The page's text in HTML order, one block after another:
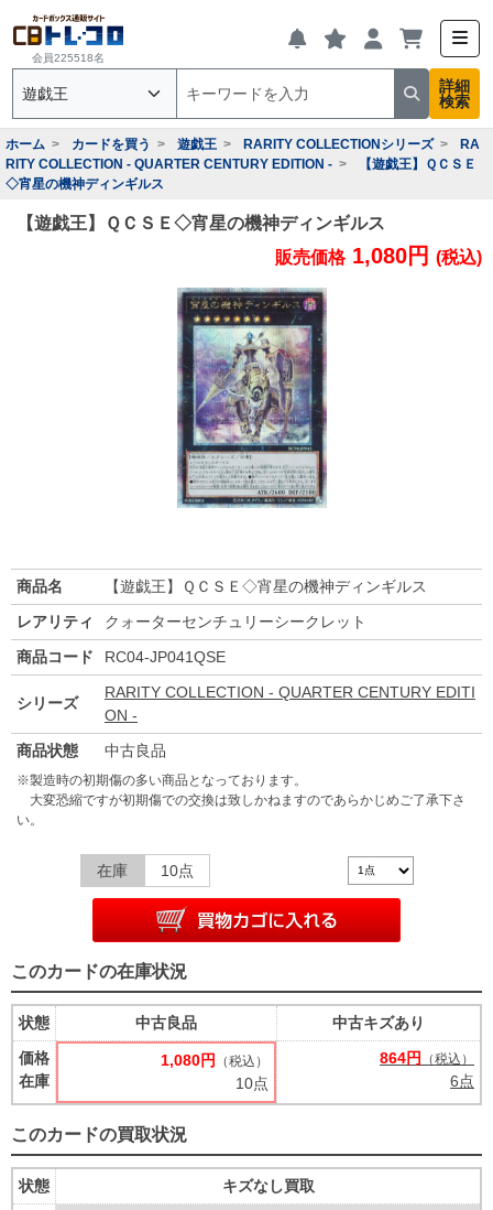
会員225518名
詳細
検索
ホーム カードを買う 遊戯王 RARITY COLLECTIONシリーズ
RA
RITY COLLECTION - QUARTER CENTURY EDITION -
【遊戯王】ＱＣＳＥ
◇宵星の機神ディンギルス
【遊戯王】ＱＣＳＥ◇宵星の機神ディンギルス
販売価格 1,080円 (税込)
商品名
【遊戯王】ＱＣＳＥ◇宵星の機神ディンギルス
レアリティ
クォーターセンチュリーシークレット
商品コード
RC04-JP041QSE
シリーズ
RARITY COLLECTION - QUARTER CENTURY EDITI
ON -
商品状態
中古良品
※製造時の初期傷の多い商品となっております。
大変恐縮ですが初期傷での交換は致しかねますのであらかじめご了承下さ
い。
在庫 10点
このカードの在庫状況
状態
価格
在庫
中古良品
1,080円 （税込）
10点
中古キズあり
864円
（税込）
6点
このカードの買取状況
状態
キズなし買取